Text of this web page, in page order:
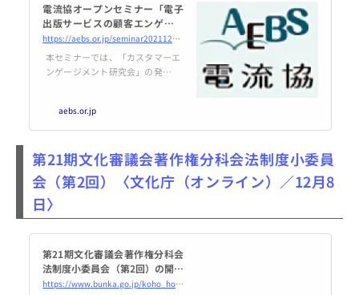
電流協オープンセミナー「電子
出版サービスの顧客エンゲージ
メントを考える」
https://aebs.or.jp/seminar20211206.html
本セミナーでは、「カスタマーエ
ンゲージメント研究会」の発起人
も注目の「カスタマーエンゲージ
メント」について、その重要性と
組みについてご紹介いただきま
す。
aebs.or.jp
第21期文化審議会著作権分科会法制度小委員
会（第2回）〈文化庁（オンライン）／12月8
日〉
第21期文化審議会著作権分科会
法制度小委員会（第2回）の開催
について | 文化庁
https://www.bunka.go.jp/koho_hodo_oshirase/hodohappyo/93591701.html